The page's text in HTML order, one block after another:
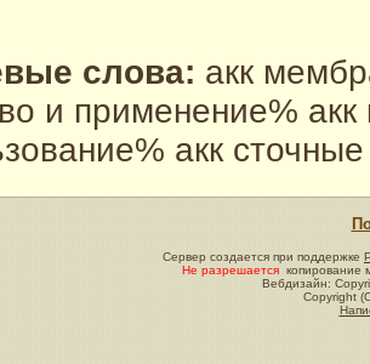
слова: акк
и применение%
акк
Сервер создается при поддержке
Не разрешается копирование
Вебдизайн:
Copyright